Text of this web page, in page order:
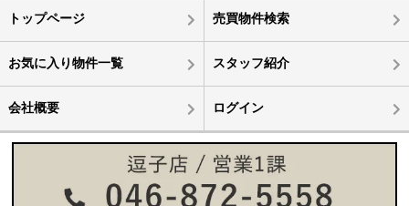
トップページ 売買物件検索
お気に入り物件一覧 スタッフ紹介
会社概要 ログイン